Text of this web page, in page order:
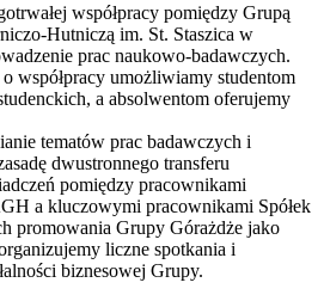
współpracy pomiędzy Grupą
Hutniczą im. St. Staszica w
prac naukowo-badawczych.
współpracy umożliwiamy studentom
a absolwentom oferujemy
tematów prac badawczych i
dwustronnego transferu
pomiędzy pracownikami
a kluczowymi pracownikami Spółek
promowania Grupy Górażdże jako
liczne spotkania i
biznesowej Grupy.